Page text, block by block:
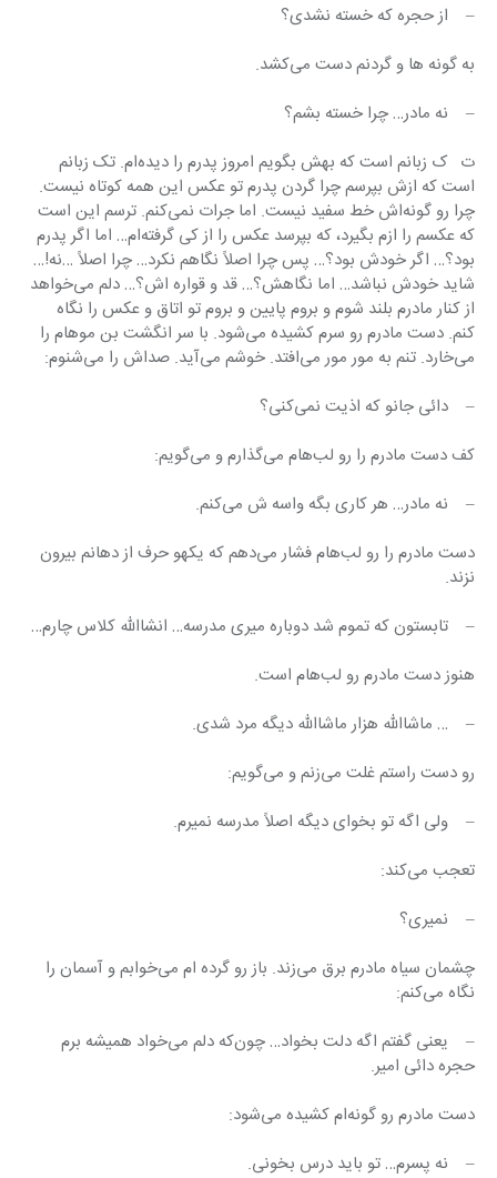
–    از حجره که خسته نشدی؟
به گونه ها و گردنم دست می‌کشد.
–    نه مادر… چرا خسته بشم؟
ت   ک زبانم است که بهش بگویم امروز پدرم را دیده‌ام. تک زبانم
است که ازش بپرسم چرا گردن پدرم تو عکس این همه کوتاه نیست.
چرا رو گونه‌اش خط سفید نیست. اما جرات نمی‌کنم. ترسم این است
که عکسم را ازم بگیرد، که بپرسد عکس را از کی گرفته‌ام… اما اگر پدرم
بود؟… اگر خودش بود؟… پس چرا اصلاً نگاهم نکرد… چرا اصلاً …نه!…
شاید خودش نباشد… اما نگاهش؟… قد و قواره اش؟… دلم می‌خواهد
از کنار مادرم بلند شوم و بروم پایین و بروم تو اتاق و عکس را نگاه
کنم. دست مادرم رو سرم کشیده می‌شود. با سر انگشت بن موهام را
می‌خارد. تنم به مور مور می‌افتد. خوشم می‌آید. صداش را می‌شنوم:
–    دائی جانو که اذیت نمی‌کنی؟
کف دست مادرم را رو لب‌هام می‌گذارم و می‌گویم:
–    نه مادر… هر کاری بگه واسه ش می‌کنم.
دست مادرم را رو لب‌هام فشار می‌دهم که یکهو حرف از دهانم بیرون
نزند.
–    تابستون که تموم شد دوباره میری مدرسه… انشاالله کلاس چارم…
هنوز دست مادرم رو لب‌هام است.
–    … ماشاالله هزار ماشاالله دیگه مرد شدی.
رو دست راستم غلت می‌زنم و می‌گویم:
–    ولی اگه تو بخوای دیگه اصلاً مدرسه نمیرم.
تعجب می‌کند:
–    نمیری؟
چشمان سیاه مادرم برق می‌زند. باز رو گرده ام می‌خوابم و آسمان را
نگاه می‌کنم:
–    یعنی گفتم اگه دلت بخواد… چون‌که دلم می‌خواد همیشه برم
حجره دائی امیر.
دست مادرم رو گونه‌ام کشیده می‌شود:
–    نه پسرم… تو باید درس بخونی.